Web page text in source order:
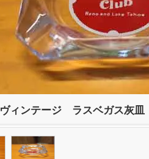
ヴィンテージ ラスベガス灰